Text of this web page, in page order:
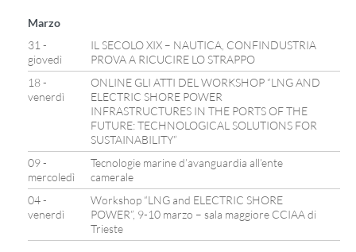
Marzo
31 -
giovedì
IL SECOLO XIX – NAUTICA, CONFINDUSTRIA
PROVA A RICUCIRE LO STRAPPO
18 -
venerdì
ONLINE GLI ATTI DEL WORKSHOP “LNG AND
ELECTRIC SHORE POWER
INFRASTRUCTURES IN THE PORTS OF THE
FUTURE: TECHNOLOGICAL SOLUTIONS FOR
SUSTAINABILITY”
09 -
mercoledì
Tecnologie marine d’avanguardia all’ente
camerale
04 -
venerdì
Workshop “LNG and ELECTRIC SHORE
POWER”, 9-10 marzo – sala maggiore CCIAA di
Trieste